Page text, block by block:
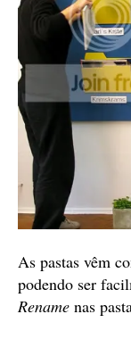
As pastas vêm
podendo ser
Rename nas